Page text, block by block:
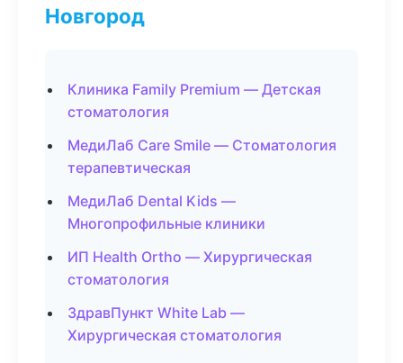
Новгород
Клиника Family Premium — Детская
стоматология
МедиЛаб Care Smile — Стоматология
терапевтическая
МедиЛаб Dental Kids —
Многопрофильные клиники
ИП Health Ortho — Хирургическая
стоматология
ЗдравПункт White Lab —
Хирургическая стоматология